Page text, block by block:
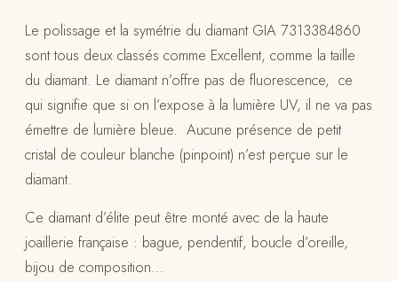
Le polissage et la symétrie du diamant GIA 7313384860
sont tous deux classés comme Excellent, comme la taille
du diamant. Le diamant n’offre pas de fluorescence, ce
qui signifie que si on l’expose à la lumière UV, il ne va pas
émettre de lumière bleue. Aucune présence de petit
cristal de couleur blanche (pinpoint) n’est perçue sur le
diamant.
Ce diamant d’élite peut être monté avec de la haute
joaillerie française : bague, pendentif, boucle d’oreille,
bijou de composition…